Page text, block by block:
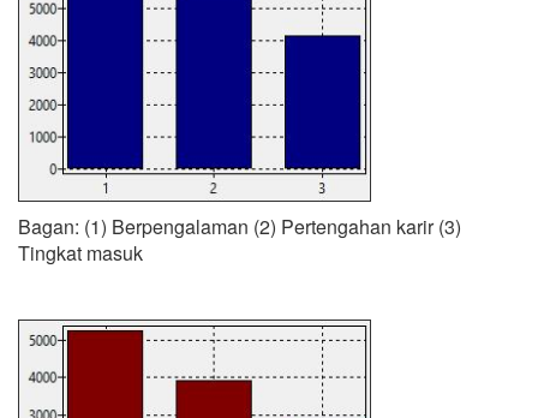
Bagan: (1) Berpengalaman (2) Pertengahan karir (3)
Tingkat masuk